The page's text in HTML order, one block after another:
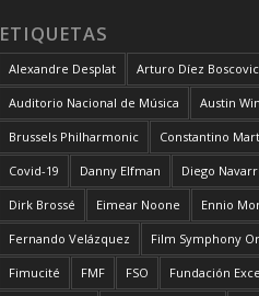
ETIQUETAS
Alexandre Desplat Arturo Díez
Auditorio Nacional de Música Austin
Brussels Philharmonic Constantino
Covid-19 Danny Elfman Diego
Dirk Brossé Eimear Noone Ennio
Fernando Velázquez Film Symphony
Fimucité FMF FSO Fundación